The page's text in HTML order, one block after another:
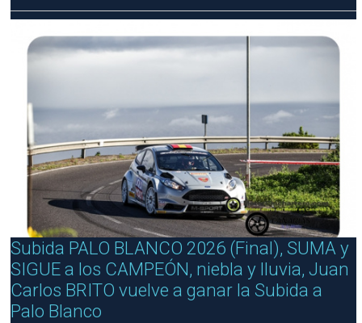
Subida PALO BLANCO 2026 (Final), SUMA y
SIGUE a los CAMPEÓN, niebla y lluvia, Juan
Carlos BRITO vuelve a ganar la Subida a
Palo Blanco